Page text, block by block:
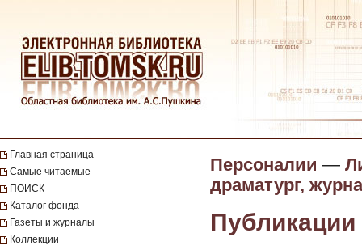
Главная страница
Самые читаемые
ПОИСК
Каталог фонда
Газеты и журналы
Коллекции
Персоналии —
драматург,
Публикации